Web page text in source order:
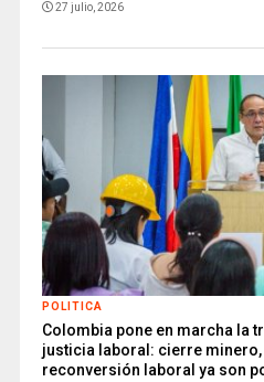
27 julio, 2026
POLITICA
Colombia pone en marcha la
justicia laboral: cierre
reconversión laboral ya son